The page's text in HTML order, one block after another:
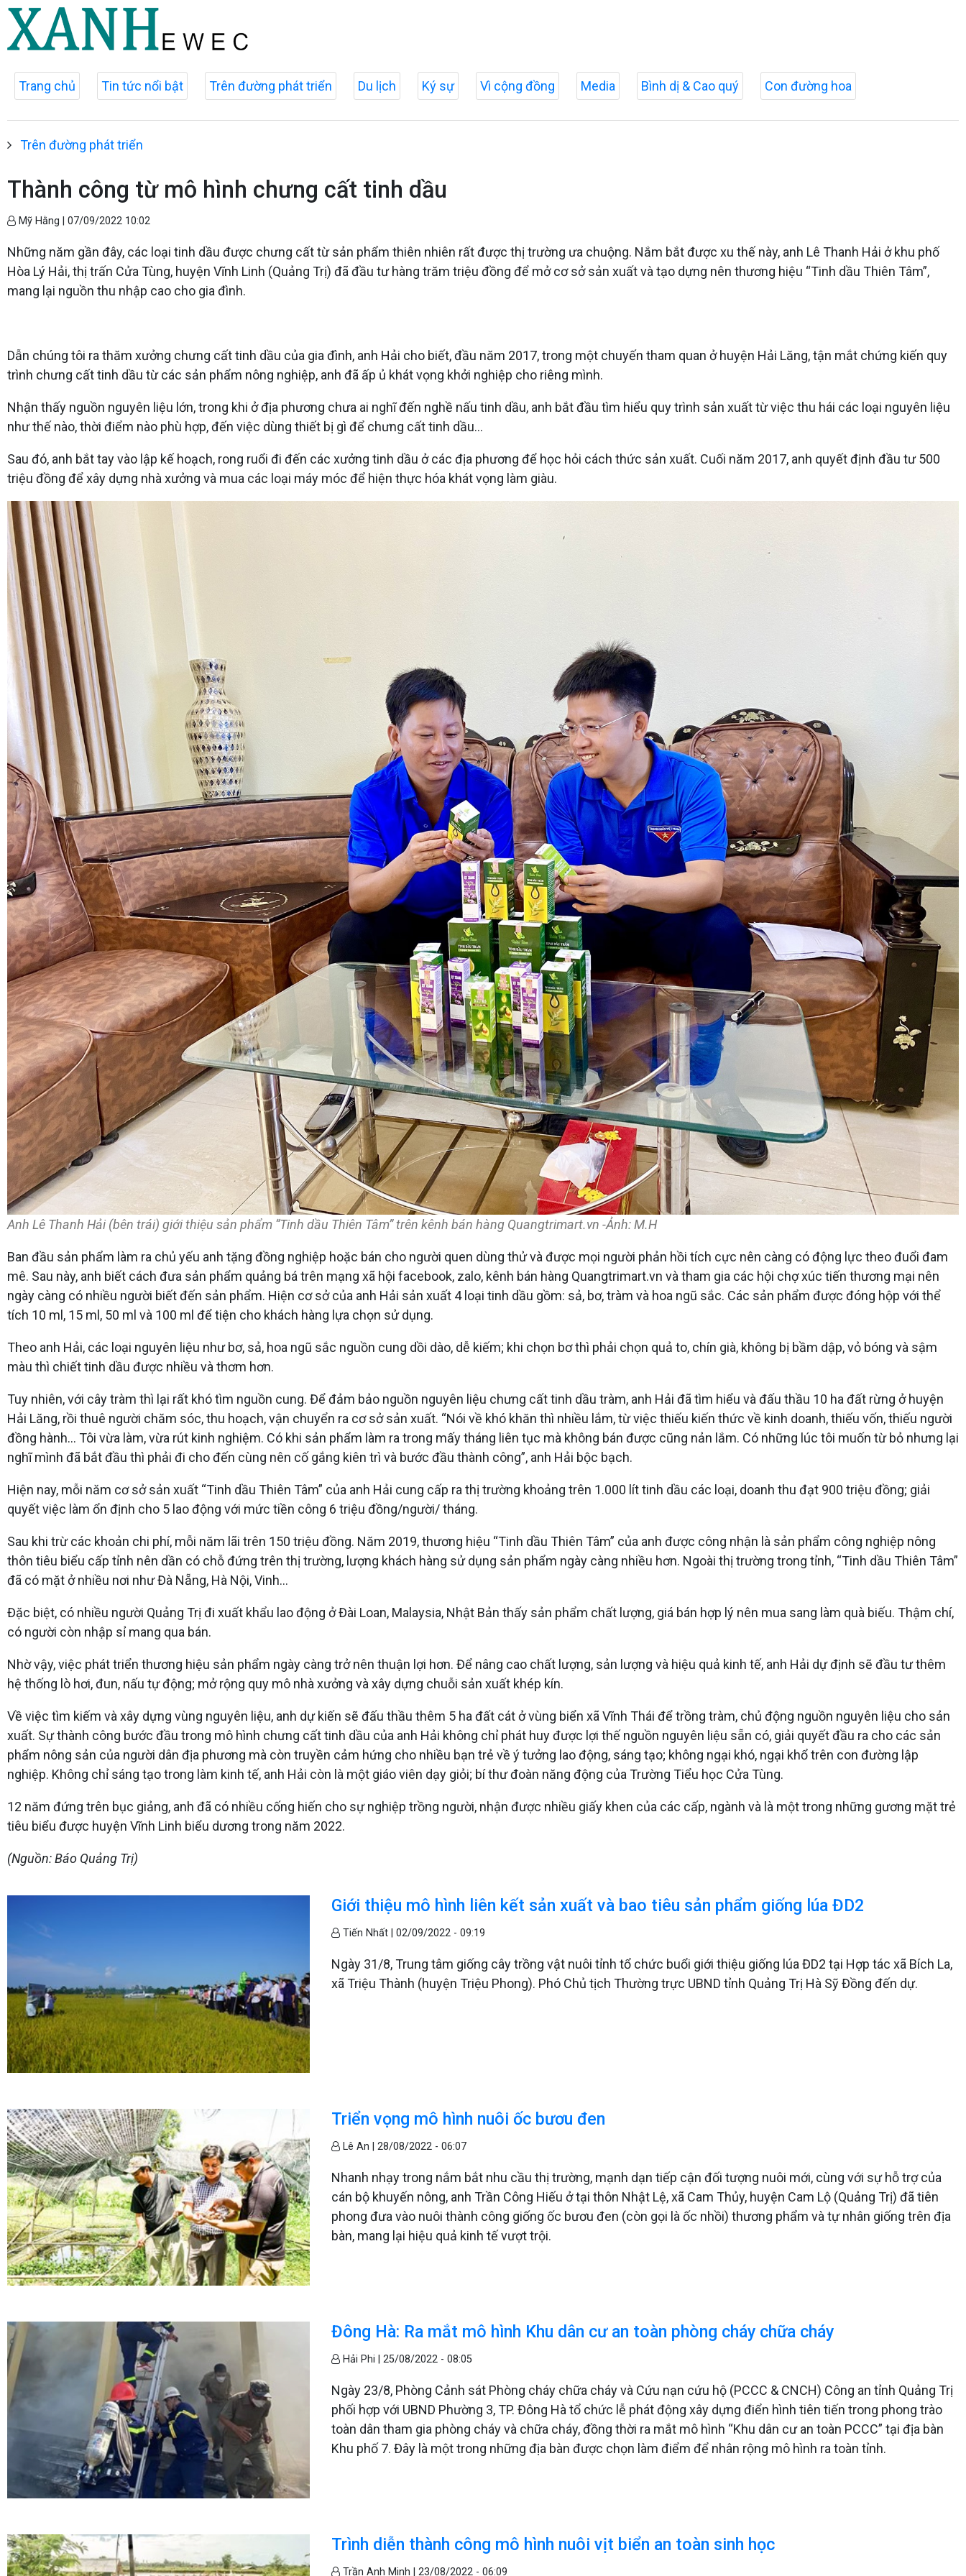
Trang chủ Tin tức nổi bật Trên đường phát triển Du lịch Ký sự Vì cộng đồng Media Bình dị & Cao quý Con đường hoa
Trên đường phát triển
Thành công từ mô hình chưng cất tinh dầu
Mỹ Hằng | 07/09/2022 10:02
Những năm gần đây, các loại tinh dầu được chưng cất từ sản phẩm thiên nhiên rất được thị trường ưa chuộng. Nắm bắt được xu thế này, anh Lê Thanh Hải ở khu phố
Hòa Lý Hải, thị trấn Cửa Tùng, huyện Vĩnh Linh (Quảng Trị) đã đầu tư hàng trăm triệu đồng để mở cơ sở sản xuất và tạo dựng nên thương hiệu “Tinh dầu Thiên Tâm”,
mang lại nguồn thu nhập cao cho gia đình.
Dẫn chúng tôi ra thăm xưởng chưng cất tinh dầu của gia đình, anh Hải cho biết, đầu năm 2017, trong một chuyến tham quan ở huyện Hải Lăng, tận mắt chứng kiến quy
trình chưng cất tinh dầu từ các sản phẩm nông nghiệp, anh đã ấp ủ khát vọng khởi nghiệp cho riêng mình.
Nhận thấy nguồn nguyên liệu lớn, trong khi ở địa phương chưa ai nghĩ đến nghề nấu tinh dầu, anh bắt đầu tìm hiểu quy trình sản xuất từ việc thu hái các loại nguyên liệu
như thế nào, thời điểm nào phù hợp, đến việc dùng thiết bị gì để chưng cất tinh dầu...
Sau đó, anh bắt tay vào lập kế hoạch, rong ruổi đi đến các xưởng tinh dầu ở các địa phương để học hỏi cách thức sản xuất. Cuối năm 2017, anh quyết định đầu tư 500
triệu đồng để xây dựng nhà xưởng và mua các loại máy móc để hiện thực hóa khát vọng làm giàu.
Anh Lê Thanh Hải (bên trái) giới thiệu sản phẩm “Tinh dầu Thiên Tâm” trên kênh bán hàng Quangtrimart.vn -Ảnh: M.H​
Ban đầu sản phẩm làm ra chủ yếu anh tặng đồng nghiệp hoặc bán cho người quen dùng thử và được mọi người phản hồi tích cực nên càng có động lực theo đuổi đam
mê. Sau này, anh biết cách đưa sản phẩm quảng bá trên mạng xã hội facebook, zalo, kênh bán hàng Quangtrimart.vn và tham gia các hội chợ xúc tiến thương mại nên
ngày càng có nhiều người biết đến sản phẩm. Hiện cơ sở của anh Hải sản xuất 4 loại tinh dầu gồm: sả, bơ, tràm và hoa ngũ sắc. Các sản phẩm được đóng hộp với thể
tích 10 ml, 15 ml, 50 ml và 100 ml để tiện cho khách hàng lựa chọn sử dụng.
Theo anh Hải, các loại nguyên liệu như bơ, sả, hoa ngũ sắc nguồn cung dồi dào, dễ kiếm; khi chọn bơ thì phải chọn quả to, chín già, không bị bầm dập, vỏ bóng và sậm
màu thì chiết tinh dầu được nhiều và thơm hơn.
Tuy nhiên, với cây tràm thì lại rất khó tìm nguồn cung. Để đảm bảo nguồn nguyên liệu chưng cất tinh dầu tràm, anh Hải đã tìm hiểu và đấu thầu 10 ha đất rừng ở huyện
Hải Lăng, rồi thuê người chăm sóc, thu hoạch, vận chuyển ra cơ sở sản xuất. “Nói về khó khăn thì nhiều lắm, từ việc thiếu kiến thức về kinh doanh, thiếu vốn, thiếu người
đồng hành… Tôi vừa làm, vừa rút kinh nghiệm. Có khi sản phẩm làm ra trong mấy tháng liên tục mà không bán được cũng nản lắm. Có những lúc tôi muốn từ bỏ nhưng lại
nghĩ mình đã bắt đầu thì phải đi cho đến cùng nên cố gắng kiên trì và bước đầu thành công”, anh Hải bộc bạch.
Hiện nay, mỗi năm cơ sở sản xuất “Tinh dầu Thiên Tâm” của anh Hải cung cấp ra thị trường khoảng trên 1.000 lít tinh dầu các loại, doanh thu đạt 900 triệu đồng; giải
quyết việc làm ổn định cho 5 lao động với mức tiền công 6 triệu đồng/người/ tháng.
Sau khi trừ các khoản chi phí, mỗi năm lãi trên 150 triệu đồng. Năm 2019, thương hiệu “Tinh dầu Thiên Tâm” của anh được công nhận là sản phẩm công nghiệp nông
thôn tiêu biểu cấp tỉnh nên dần có chỗ đứng trên thị trường, lượng khách hàng sử dụng sản phẩm ngày càng nhiều hơn. Ngoài thị trường trong tỉnh, “Tinh dầu Thiên Tâm”
đã có mặt ở nhiều nơi như Đà Nẵng, Hà Nội, Vinh…
Đặc biệt, có nhiều người Quảng Trị đi xuất khẩu lao động ở Đài Loan, Malaysia, Nhật Bản thấy sản phẩm chất lượng, giá bán hợp lý nên mua sang làm quà biếu. Thậm chí,
có người còn nhập sỉ mang qua bán.
Nhờ vậy, việc phát triển thương hiệu sản phẩm ngày càng trở nên thuận lợi hơn. Để nâng cao chất lượng, sản lượng và hiệu quả kinh tế, anh Hải dự định sẽ đầu tư thêm
hệ thống lò hơi, đun, nấu tự động; mở rộng quy mô nhà xưởng và xây dựng chuỗi sản xuất khép kín.
Về việc tìm kiếm và xây dựng vùng nguyên liệu, anh dự kiến sẽ đấu thầu thêm 5 ha đất cát ở vùng biển xã Vĩnh Thái để trồng tràm, chủ động nguồn nguyên liệu cho sản
xuất. Sự thành công bước đầu trong mô hình chưng cất tinh dầu của anh Hải không chỉ phát huy được lợi thế nguồn nguyên liệu sẵn có, giải quyết đầu ra cho các sản
phẩm nông sản của người dân địa phương mà còn truyền cảm hứng cho nhiều bạn trẻ về ý tưởng lao động, sáng tạo; không ngại khó, ngại khổ trên con đường lập
nghiệp. Không chỉ sáng tạo trong làm kinh tế, anh Hải còn là một giáo viên dạy giỏi; bí thư đoàn năng động của Trường Tiểu học Cửa Tùng.
12 năm đứng trên bục giảng, anh đã có nhiều cống hiến cho sự nghiệp trồng người, nhận được nhiều giấy khen của các cấp, ngành và là một trong những gương mặt trẻ
tiêu biểu được huyện Vĩnh Linh biểu dương trong năm 2022.
(Nguồn: Báo Quảng Trị)
Giới thiệu mô hình liên kết sản xuất và bao tiêu sản phẩm giống lúa ĐD2
Tiến Nhất |02/09/2022 - 09:19
Ngày 31/8, Trung tâm giống cây trồng vật nuôi tỉnh tổ chức buổi giới thiệu giống lúa ĐD2 tại Hợp tác xã Bích La,
xã Triệu Thành (huyện Triệu Phong). Phó Chủ tịch Thường trực UBND tỉnh Quảng Trị Hà Sỹ Đồng đến dự.
Triển vọng mô hình nuôi ốc bươu đen
Lê An |28/08/2022 - 06:07
Nhanh nhạy trong nắm bắt nhu cầu thị trường, mạnh dạn tiếp cận đối tượng nuôi mới, cùng với sự hỗ trợ của
cán bộ khuyến nông, anh Trần Công Hiếu ở tại thôn Nhật Lệ, xã Cam Thủy, huyện Cam Lộ (Quảng Trị) đã tiên
phong đưa vào nuôi thành công giống ốc bươu đen (còn gọi là ốc nhồi) thương phẩm và tự nhân giống trên địa
bàn, mang lại hiệu quả kinh tế vượt trội.
Đông Hà: Ra mắt mô hình Khu dân cư an toàn phòng cháy chữa cháy
Hải Phi |25/08/2022 - 08:05
Ngày 23/8, Phòng Cảnh sát Phòng cháy chữa cháy và Cứu nạn cứu hộ (PCCC & CNCH) Công an tỉnh Quảng Trị
phối hợp với UBND Phường 3, TP. Đông Hà tổ chức lễ phát động xây dựng điển hình tiên tiến trong phong trào
toàn dân tham gia phòng cháy và chữa cháy, đồng thời ra mắt mô hình “Khu dân cư an toàn PCCC” tại địa bàn
Khu phố 7. Đây là một trong những địa bàn được chọn làm điểm để nhân rộng mô hình ra toàn tỉnh.
Trình diễn thành công mô hình nuôi vịt biển an toàn sinh học
Trần Anh Minh |23/08/2022 - 06:09